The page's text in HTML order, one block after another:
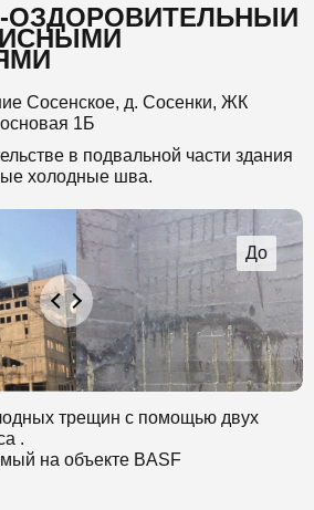
ОЗДОРОВИТЕЛЬНЫЙ
Сосенское, д. Сосенки, ЖК
1Б
в подвальной части здания
холодные шва.
трещин с помощью двух
.
на объекте BASF